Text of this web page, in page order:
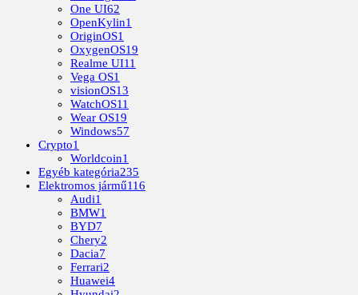
One UI62
OpenKylin1
OriginOS1
OxygenOS19
Realme UI11
Vega OS1
visionOS13
WatchOS11
Wear OS19
Windows57
Crypto1
Worldcoin1
Egyéb kategória235
Elektromos jármű116
Audi1
BMW1
BYD7
Chery2
Dacia7
Ferrari2
Huawei4